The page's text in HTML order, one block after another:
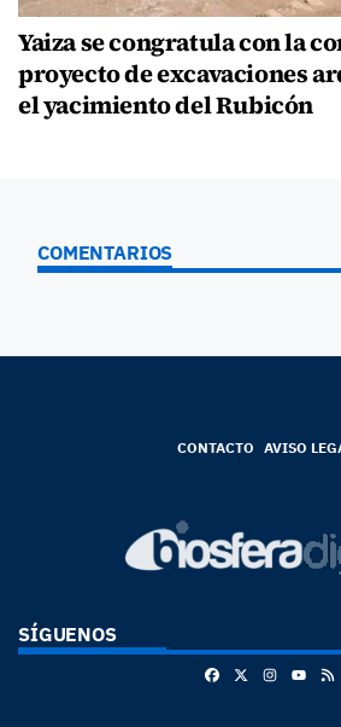
Yaiza se congratula con la
proyecto de excavaciones
el yacimiento del Rubicón
COMENTARIOS
CONTACTO AVISO
SÍGUENOS
FacebookInstagram